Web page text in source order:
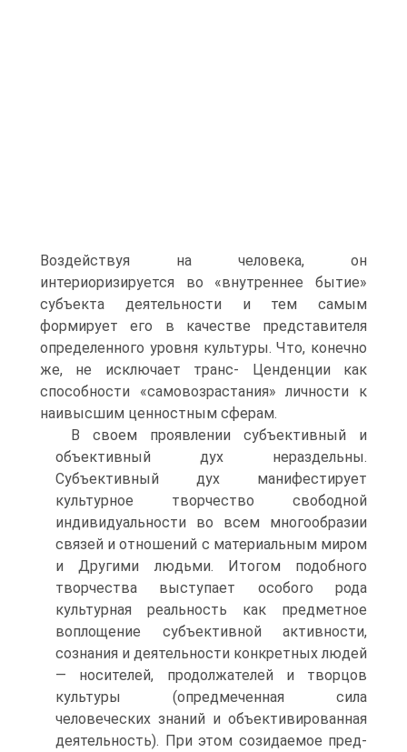
Воздействуя на человека, он
интериоризируется во «внутреннее бытие»
субъекта деятельности и тем самым
формирует его в качестве представителя
определенного уровня культуры. Что, конечно
же, не исключает транс- Ценденции как
способности «самовозрастания» личности к
наивысшим ценностным сферам.
В своем проявлении субъективный и
объективный дух нераздельны.
Субъективный дух манифестирует
культурное творчество свободной
индивидуальности во всем многообразии
связей и отношений с материальным миром
и Другими людьми. Итогом подобного
творчества выступает особого рода
культурная реальность как предметное
воплощение субъективной активности,
сознания и деятельности конкретных людей
— носителей, продолжателей и творцов
культуры (опредмеченная сила
человеческих знаний и объективированная
деятельность). При этом созидаемое пред-